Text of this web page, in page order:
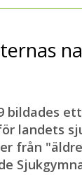
bildades ett
landets
från